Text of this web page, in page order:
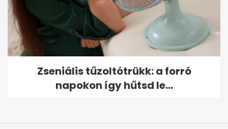
Zseniális tűzoltótrükk: a forró
napokon így hűtsd le...